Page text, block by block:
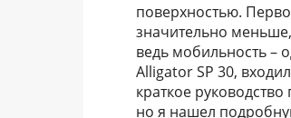
поверхностью.
значительно
ведь мобильность –
Alligator SP 30,
краткое
но я нашел